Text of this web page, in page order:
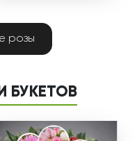
розы
БУКЕТОВ